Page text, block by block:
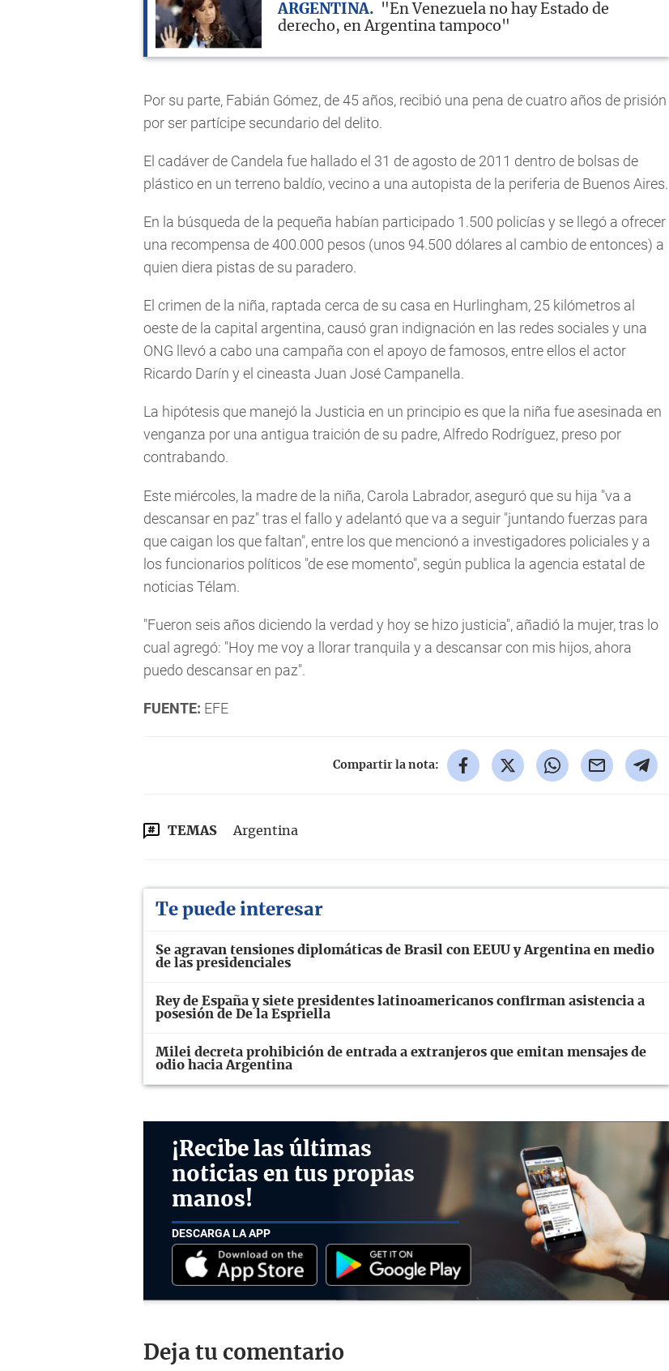
ARGENTINA
"En Venezuela no hay Estado de
derecho, en Argentina tampoco"
Por su parte, Fabián Gómez, de 45 años, recibió una pena de cuatro años de prisión
por ser partícipe secundario del delito.
El cadáver de Candela fue hallado el 31 de agosto de 2011 dentro de bolsas de
plástico en un terreno baldío, vecino a una autopista de la periferia de Buenos Aires.
En la búsqueda de la pequeña habían participado 1.500 policías y se llegó a ofrecer
una recompensa de 400.000 pesos (unos 94.500 dólares al cambio de entonces) a
quien diera pistas de su paradero.
El crimen de la niña, raptada cerca de su casa en Hurlingham, 25 kilómetros al
oeste de la capital argentina, causó gran indignación en las redes sociales y una
ONG llevó a cabo una campaña con el apoyo de famosos, entre ellos el actor
Ricardo Darín y el cineasta Juan José Campanella.
La hipótesis que manejó la Justicia en un principio es que la niña fue asesinada en
venganza por una antigua traición de su padre, Alfredo Rodríguez, preso por
contrabando.
Este miércoles, la madre de la niña, Carola Labrador, aseguró que su hija "va a
descansar en paz" tras el fallo y adelantó que va a seguir "juntando fuerzas para
que caigan los que faltan", entre los que mencionó a investigadores policiales y a
los funcionarios políticos "de ese momento", según publica la agencia estatal de
noticias Télam.
"Fueron seis años diciendo la verdad y hoy se hizo justicia", añadió la mujer, tras lo
cual agregó: "Hoy me voy a llorar tranquila y a descansar con mis hijos, ahora
puedo descansar en paz".
FUENTE: EFE
Compartir la nota:
TEMAS Argentina
Te puede interesar
Se agravan tensiones diplomáticas de Brasil con EEUU y Argentina en medio
de las presidenciales
Rey de España y siete presidentes latinoamericanos confirman asistencia a
posesión de De la Espriella
Milei decreta prohibición de entrada a extranjeros que emitan mensajes de
odio hacia Argentina
¡Recibe las últimas
noticias en tus propias
manos!
DESCARGA LA APP
Deja tu comentario